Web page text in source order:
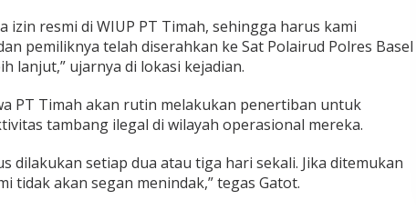
izin resmi di WIUP PT Timah, sehingga harus kami
pemiliknya telah diserahkan ke Sat Polairud Polres Basel
lanjut,” ujarnya di lokasi kejadian.
PT Timah akan rutin melakukan penertiban untuk
tambang ilegal di wilayah operasional mereka.
dilakukan setiap dua atau tiga hari sekali. Jika ditemukan
tidak akan segan menindak,” tegas Gatot.